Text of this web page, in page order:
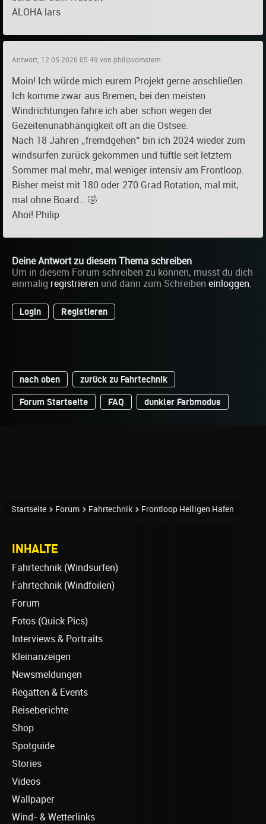
ALOHA lars
Antwort, 12.05.2026 05:49 von philipvomstern
Moin! Ich würde mich eurem Projekt gerne anschließen.
Ich komme zwar aus Bremen, bei den meisten
Windrichtungen fahre ich aber schon wegen der
Gezeitenunabhängigkeit oft an die Ostsee.
Nach 18 Jahren „fremdgehen“ bin ich 2024 wieder zum
windsurfen zurück gekommen und tüftle seit letztem
Sommer mal mehr, mal weniger intensiv am Frontloop.
Bisher meist mit 180 oder 270 Grad Rotation, mal mit,
mal ohne Board… 🤣
Ahoi! Philip
Deine Antwort zu diesem Thema schreiben
Um in diesem Forum schreiben zu können, musst du dich
einmalig registrieren und dann zum Schreiben einloggen.
Login Registieren
nach oben zurück zu Fahrtechnik
Forum Startseite FAQ dunkler Farbmodus
Startseite Forum Fahrtechnik Frontloop Heiligen Hafen
INHALTE
Fahrtechnik (Windsurfen)
Fahrtechnik (Windfoilen)
Forum
Fotos (Quick Pics)
Interviews & Portraits
Kleinanzeigen
Newsmeldungen
Regatten & Events
Reiseberichte
Shop
Spotguide
Stories
Videos
Wallpaper
Wind- & Wetterlinks